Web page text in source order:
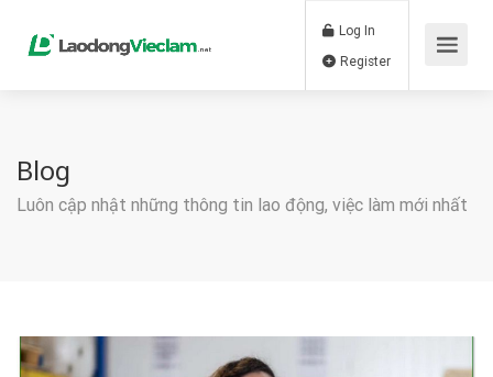
Log In
Blog
Luôn cập nhật những thông tin lao động, việc làm mới nhất